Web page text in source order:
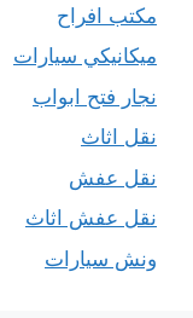
مكتب افراح
ميكانيكي سيارات
نجار فتح ابواب
نقل اثاث
نقل عفش
نقل عفش اثاث
ونش سيارات